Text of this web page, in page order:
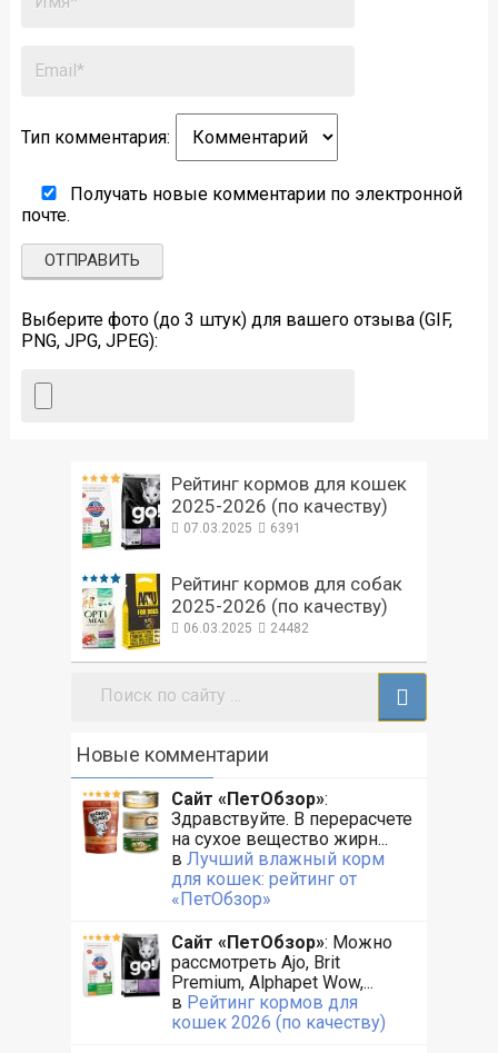
Тип комментария:
Получать новые комментарии по электронной
почте.
Выберите фото (до 3 штук) для вашего отзыва (GIF,
PNG, JPG, JPEG):
Рейтинг кормов для кошек
2025-2026 (по качеству)
07.03.2025 6391
Рейтинг кормов для собак
2025-2026 (по качеству)
06.03.2025 24482
Новые комментарии
Сайт «ПетОбзор»:
Здравствуйте. В перерасчете
на сухое вещество жирн...
в Лучший влажный корм
для кошек: рейтинг от
«ПетОбзор»
Сайт «ПетОбзор»: Можно
рассмотреть Ajo, Brit
Premium, Alphapet Wow,...
в Рейтинг кормов для
кошек 2026 (по качеству)